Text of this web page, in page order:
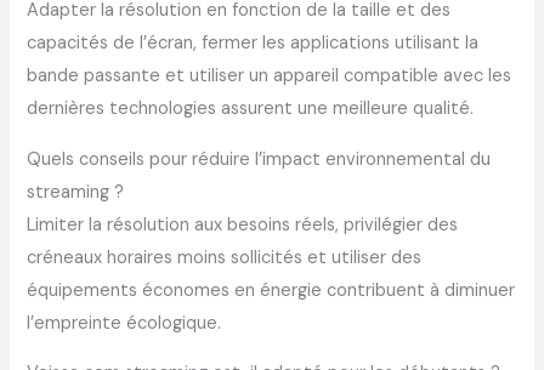
Adapter la résolution en fonction de la taille et des
capacités de l’écran, fermer les applications utilisant la
bande passante et utiliser un appareil compatible avec les
dernières technologies assurent une meilleure qualité.
Quels conseils pour réduire l’impact environnemental du
streaming ?
Limiter la résolution aux besoins réels, privilégier des
créneaux horaires moins sollicités et utiliser des
équipements économes en énergie contribuent à diminuer
l’empreinte écologique.